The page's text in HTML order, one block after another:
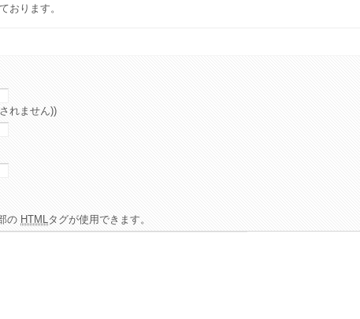
おります。
れません))
の HTMLタグが使用できます。